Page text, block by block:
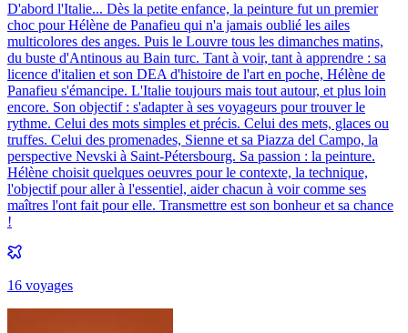
D'abord l'Italie... Dès la petite enfance, la peinture fut un premier
choc pour Hélène de Panafieu qui n'a jamais oublié les ailes
multicolores des anges. Puis le Louvre tous les dimanches matins,
du buste d'Antinous au Bain turc. Tant à voir, tant à apprendre : sa
licence d'italien et son DEA d'histoire de l'art en poche, Hélène de
Panafieu s'émancipe. L'Italie toujours mais tout autour, et plus loin
encore. Son objectif : s'adapter à ses voyageurs pour trouver le
rythme. Celui des mots simples et précis. Celui des mets, glaces ou
truffes. Celui des promenades, Sienne et sa Piazza del Campo, la
perspective Nevski à Saint-Pétersbourg. Sa passion : la peinture.
Hélène choisit quelques oeuvres pour le contexte, la technique,
l'objectif pour aller à l'essentiel, aider chacun à voir comme ses
maîtres l'ont fait pour elle. Transmettre est son bonheur et sa chance
!
16 voyages